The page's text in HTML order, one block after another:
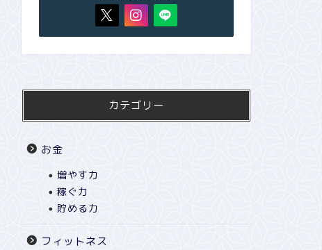
カテゴリー
お金
増やす力
稼ぐ力
貯める力
フィットネス